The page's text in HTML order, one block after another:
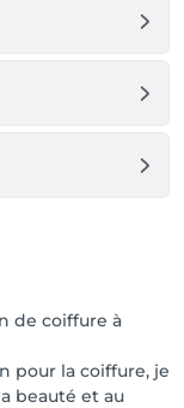
de coiffure à
pour la coiffure, je
beauté et au